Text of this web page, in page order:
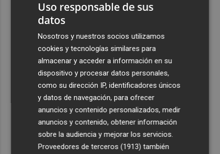
Uso responsable de sus
datos
Nosotros y nuestros socios utilizamos
cookies y tecnologías similares para
almacenar y acceder a información en su
dispositivo y procesar datos personales,
como su dirección IP, identificadores únicos
y datos de navegación, para ofrecer
anuncios y contenido personalizados, medir
anuncios y contenido, obtener información
sobre la audiencia y mejorar los servicios.
Proveedores de terceros (1913) también